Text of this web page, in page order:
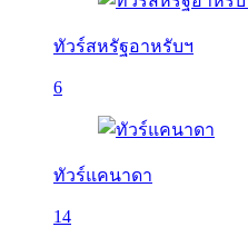
ทัวร์สหรัฐอาหรับฯ
6
ทัวร์แคนาดา
14